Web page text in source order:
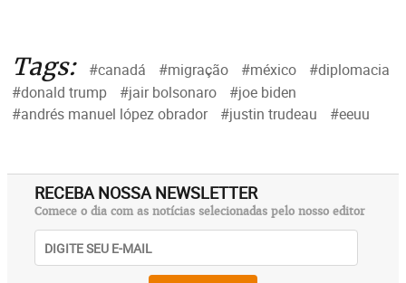
Tags: #canadá #migração #méxico
#diplomacia
#donald trump
#jair bolsonaro
#joe biden
#andrés manuel lópez obrador
#justin trudeau #eeuu
RECEBA NOSSA NEWSLETTER
Comece o dia com as notícias selecionadas pelo nosso editor